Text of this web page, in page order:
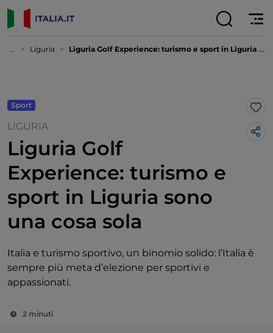
... Liguria Liguria Golf Experience: turismo e sport in Liguria sono una cosa sola
Sport
LIGURIA
Liguria Golf
Experience: turismo e
sport in Liguria sono
una cosa sola
Italia e turismo sportivo, un binomio solido: l’Italia è
sempre più meta d’elezione per sportivi e
appassionati.
2 minuti